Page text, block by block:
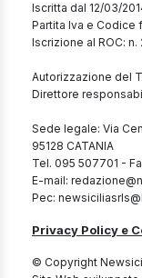
Iscritta dal 12/03/
Partita Iva e Codice
Iscrizione al ROC:
Autorizzazione del
Direttore
Sede legale: Via
95128 CATANIA
Tel. 095 507701 -
E-mail:
Pec:
Privacy Policy e
© Copyright